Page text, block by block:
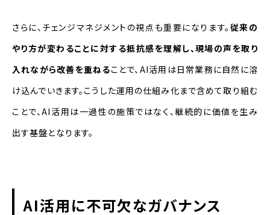
さらに、チェンジマネジメントの視点も重要になります。 従来の
やり方が変わることに対する抵抗感を理解し、現場の声を取り
入れながら改善を重ねることで、AI活用は日常業務に自然に溶
け込んでいきます。こうした運用の仕組み化まで含めて取り組む
ことで、AI活用は一過性の施策ではなく、継続的に価値を生み
出す基盤となります。
AI活用に不可欠なガバナンス